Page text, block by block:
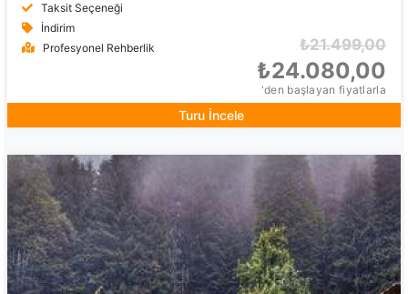
Taksit Seçeneği
İndirim
Profesyonel Rehberlik
₺21.499,00
₺24.080,00
'den başlayan fiyatlarla
Turu İncele